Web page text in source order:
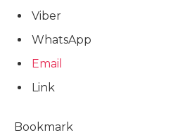
Viber
WhatsApp
Email
Link
Bookmark